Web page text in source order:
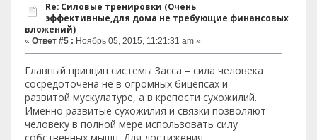
Re: Силовые тренировки (Очень
эффективные,для дома не требующие финансовых
вложений)
« Ответ #5 : Ноябрь 05, 2015, 11:21:31 am »
Главный принцип системы Засса – сила человека
сосредоточена не в огромных бицепсах и
развитой мускулатуре, а в крепости сухожилий.
Именно развитые сухожилия и связки позволяют
человеку в полной мере использовать силу